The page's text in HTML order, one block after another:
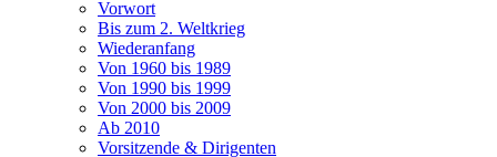
Vorwort
Bis zum 2. Weltkrieg
Wiederanfang
Von 1960 bis 1989
Von 1990 bis 1999
Von 2000 bis 2009
Ab 2010
Vorsitzende & Dirigenten